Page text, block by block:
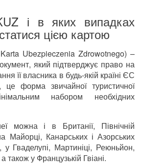
і в яких випадках
цією картою
Ubezpieczenia Zdrowotnego) –
який підтверджує право на
її власника в будь-якій країні ЄС
форма звичайної туристичної
набором необхідних
можна і в Британії, Північній
Майорці, Канарських і Азорських
у Гваделупі, Мартиніці, Реюньйон,
також у Французькій Гвіані.